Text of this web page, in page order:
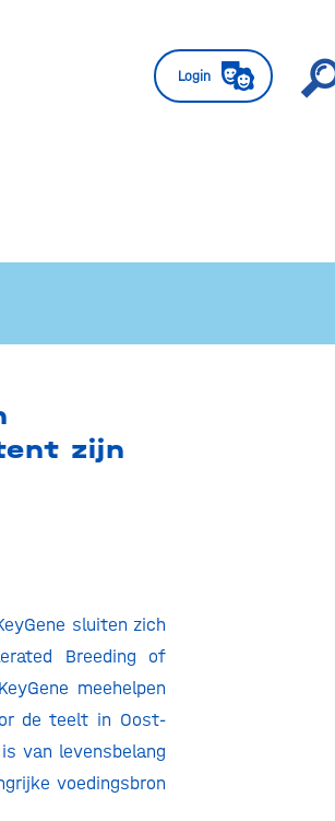
Login
zijn
sluiten zich
Breeding of
meehelpen
de teelt in Oost-
van levensbelang
voedingsbron